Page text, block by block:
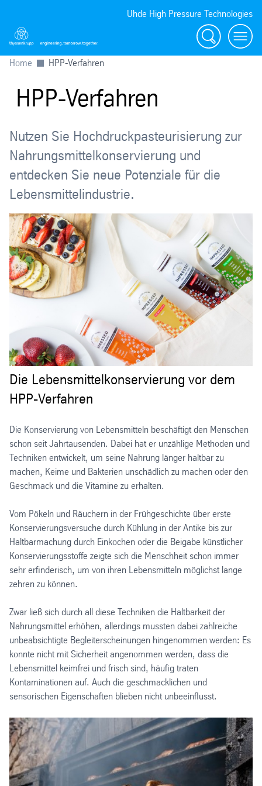
Uhde High Pressure Technologies
Suche
Home HPP-Verfahren
HPP-Verfahren
Nutzen Sie Hochdruckpasteurisierung zur
Nahrungsmittelkonservierung und
entdecken Sie neue Potenziale für die
Lebensmittelindustrie.
Die Lebensmittelkonservierung vor dem
HPP-Verfahren
Die Konservierung von Lebensmitteln beschäftigt den Menschen
schon seit Jahrtausenden. Dabei hat er unzählige Methoden und
Techniken entwickelt, um seine Nahrung länger haltbar zu
machen, Keime und Bakterien unschädlich zu machen oder den
Geschmack und die Vitamine zu erhalten.
Vom Pökeln und Räuchern in der Frühgeschichte über erste
Konservierungsversuche durch Kühlung in der Antike bis zur
Haltbarmachung durch Einkochen oder die Beigabe künstlicher
Konservierungsstoffe zeigte sich die Menschheit schon immer
sehr erfinderisch, um von ihren Lebensmitteln möglichst lange
zehren zu können.
Zwar ließ sich durch all diese Techniken die Haltbarkeit der
Nahrungsmittel erhöhen, allerdings mussten dabei zahlreiche
unbeabsichtigte Begleiterscheinungen hingenommen werden: Es
konnte nicht mit Sicherheit angenommen werden, dass die
Lebensmittel keimfrei und frisch sind, häufig traten
Kontaminationen auf. Auch die geschmacklichen und
sensorischen Eigenschaften blieben nicht unbeeinflusst.